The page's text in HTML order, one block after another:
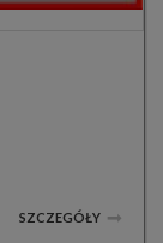
SZCZEGÓŁY